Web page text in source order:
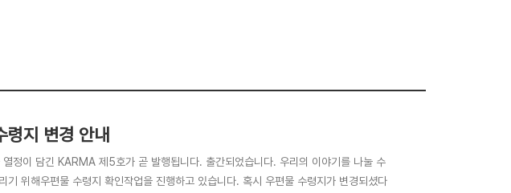
지 변경 안내
정이 담긴 KARMA 제5호가 곧 발행됩니다. 출간되었습니다. 우리의 이야기를 나눌 수
위해우편물 수령지 확인작업을 진행하고 있습니다. 혹시 우편물 수령지가 변경되셨다